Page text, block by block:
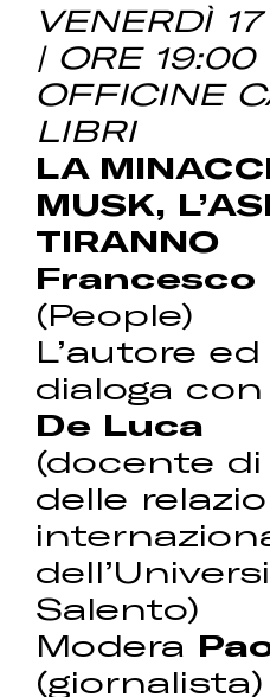
VENERDÌ
| ORE
OFFICINE
LIBRI
LA
MUSK,
TIRANNO
Francesco
(People)
L’autore
dialoga con
De Luca
(docente di
delle
Salento)
Modera
(giornalista)